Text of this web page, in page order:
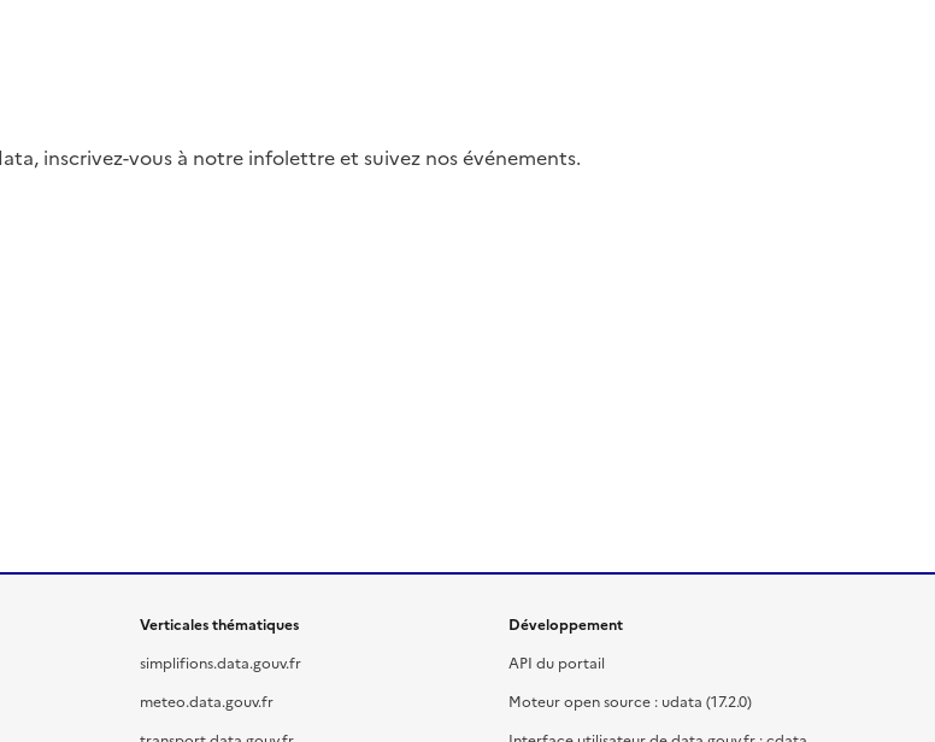
inscrivez-vous à notre infolettre et suivez nos événements.
Verticales thématiques
simplifions.data.gouv.fr
meteo.data.gouv.fr
Développement
API du portail
Moteur open source : udata (17.2.0)